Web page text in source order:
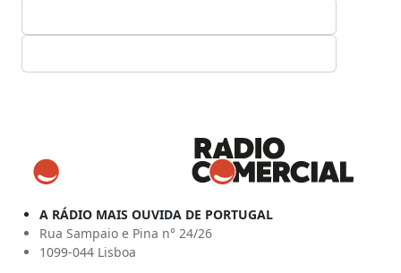
A RÁDIO MAIS OUVIDA DE PORTUGAL
Rua Sampaio e Pina n° 24/26
1099-044 Lisboa